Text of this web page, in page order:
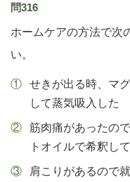
問316
ホームケアの方法で次
い。
せきが出る時、マ
して蒸気吸入した
筋肉痛があったの
トオイルで希釈し
肩こりがあるので